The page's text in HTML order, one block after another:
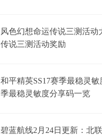
风色幻想命运传说三测活动
传说三测活动奖励
和平精英SS17赛季最稳灵敏
季最稳灵敏度分享码一览
碧蓝航线2月24日更新：北